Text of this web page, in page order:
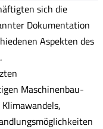
sich die
Dokumentation
Aspekten des
Maschinenbau-